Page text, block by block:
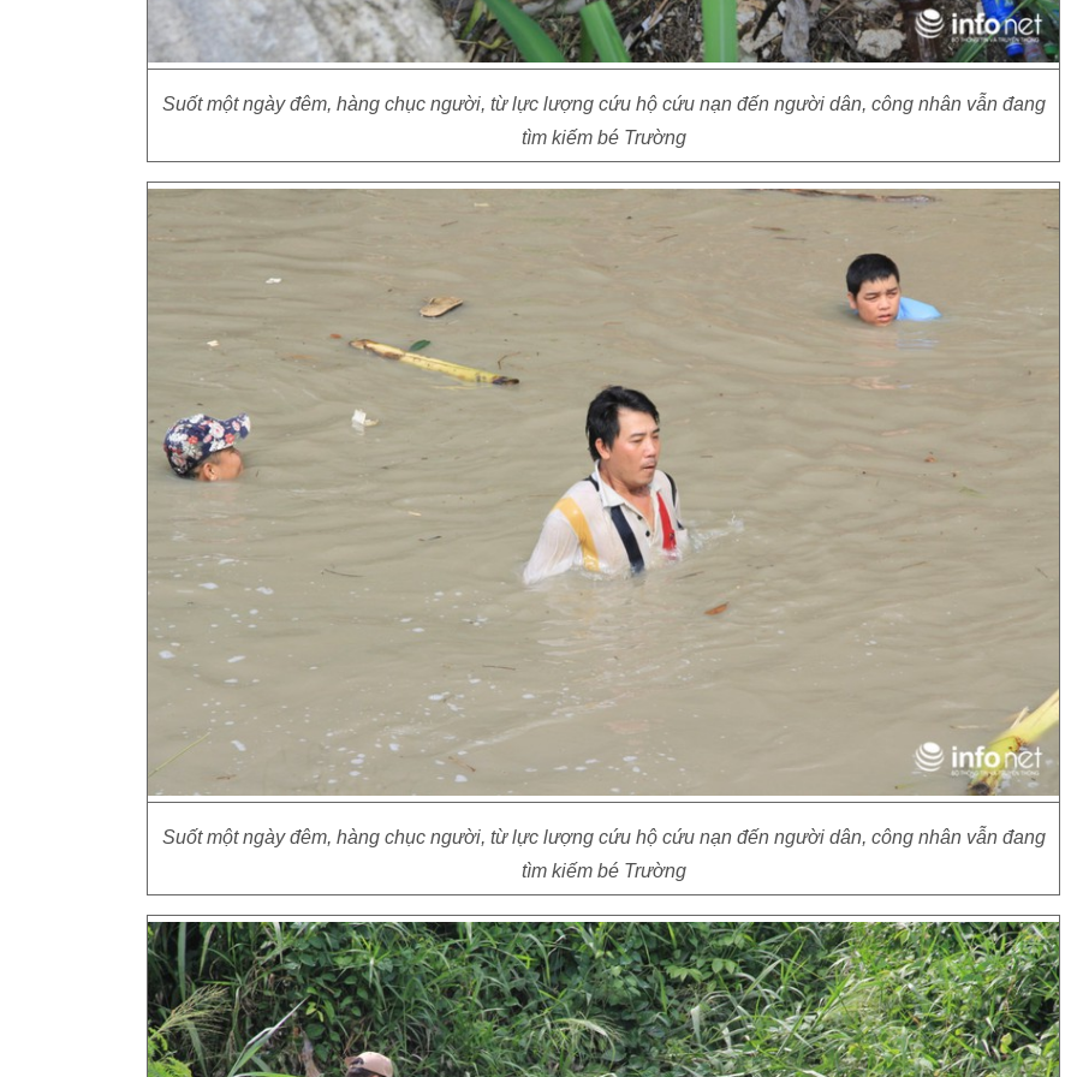
Suốt một ngày đêm, hàng chục người, từ lực lượng cứu hộ cứu nạn đến người dân, công nhân vẫn đang
tìm kiếm bé Trường
Suốt một ngày đêm, hàng chục người, từ lực lượng cứu hộ cứu nạn đến người dân, công nhân vẫn đang
tìm kiếm bé Trường